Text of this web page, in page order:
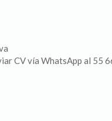
CV vía WhatsApp al 55